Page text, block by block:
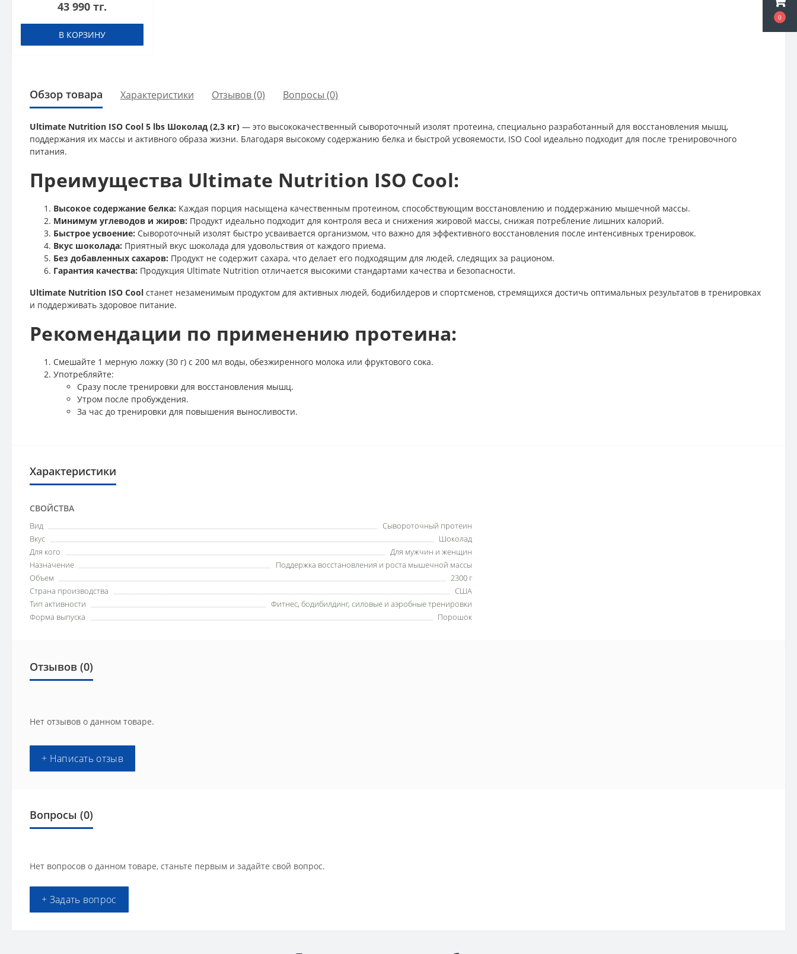
0
43 990 тг.
В КОРЗИНУ
Обзор товара Характеристики Отзывов (0) Вопросы (0)
Ultimate Nutrition ISO Cool 5 lbs Шоколад (2,3 кг) — это высококачественный сывороточный изолят протеина, специально разработанный для восстановления мышц,
поддержания их массы и активного образа жизни. Благодаря высокому содержанию белка и быстрой усвояемости, ISO Cool идеально подходит для после тренировочного
питания.
Преимущества Ultimate Nutrition ISO Cool:
Высокое содержание белка: Каждая порция насыщена качественным протеином, способствующим восстановлению и поддержанию мышечной массы.
Минимум углеводов и жиров: Продукт идеально подходит для контроля веса и снижения жировой массы, снижая потребление лишних калорий.
Быстрое усвоение: Сывороточный изолят быстро усваивается организмом, что важно для эффективного восстановления после интенсивных тренировок.
Вкус шоколада: Приятный вкус шоколада для удовольствия от каждого приема.
Без добавленных сахаров: Продукт не содержит сахара, что делает его подходящим для людей, следящих за рационом.
Гарантия качества: Продукция Ultimate Nutrition отличается высокими стандартами качества и безопасности.
Ultimate Nutrition ISO Cool станет незаменимым продуктом для активных людей, бодибилдеров и спортсменов, стремящихся достичь оптимальных результатов в тренировках
и поддерживать здоровое питание.
Рекомендации по применению протеина:
Смешайте 1 мерную ложку (30 г) с 200 мл воды, обезжиренного молока или фруктового сока.
Употребляйте:
Сразу после тренировки для восстановления мышц.
Утром после пробуждения.
За час до тренировки для повышения выносливости.
Характеристики
СВОЙСТВА
Вид
Сывороточный протеин
Вкус
Шоколад
Для кого
Для мужчин и женщин
Назначение
Поддержка восстановления и роста мышечной массы
Объем
2300 г
Страна производства
США
Тип активности
Фитнес, бодибилдинг, силовые и аэробные тренировки
Форма выпуска
Порошок
Отзывов (0)
Нет отзывов о данном товаре.
+ Написать отзыв
Вопросы (0)
Нет вопросов о данном товаре, станьте первым и задайте свой вопрос.
+ Задать вопрос